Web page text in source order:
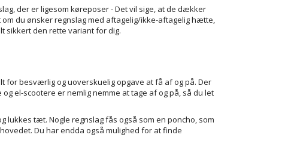
der er ligesom køreposer - Det vil sige, at de dækker
du ønsker regnslag med aftagelig/ikke-aftagelig hætte,
sikkert den rette variant for dig.
for besværlig og uoverskuelig opgave at få af og på. Der
el-scootere er nemlig nemme at tage af og på, så du let
lukkes tæt. Nogle regnslag fås også som en poncho, som
Du har endda også mulighed for at finde